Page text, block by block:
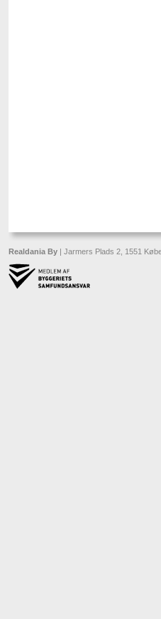
Realdania By | Jarmers Plads 2, 1551